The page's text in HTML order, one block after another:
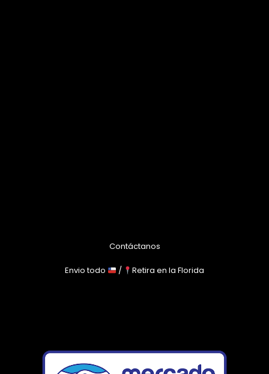
Contáctanos
Envio todo / Retira en la Florida